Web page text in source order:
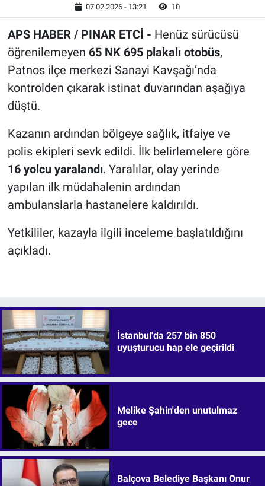
07.02.2026 - 13:21 10
APS HABER / PINAR ETCİ - Henüz sürücüsü
öğrenilemeyen 65 NK 695 plakalı otobüs,
Patnos ilçe merkezi Sanayi Kavşağı’nda
kontrolden çıkarak istinat duvarından aşağıya
düştü.
Kazanın ardından bölgeye sağlık, itfaiye ve
polis ekipleri sevk edildi. İlk belirlemelere göre
16 yolcu yaralandı. Yaralılar, olay yerinde
yapılan ilk müdahalenin ardından
ambulanslarla hastanelere kaldırıldı.
Yetkililer, kazayla ilgili inceleme başlatıldığını
açıkladı.
İstanbul'da 257 bin 850
uyuşturucu hap ele geçirildi
Melike Şahin'den unutulmaz
gece
Balçova Belediye Başkanı Onur